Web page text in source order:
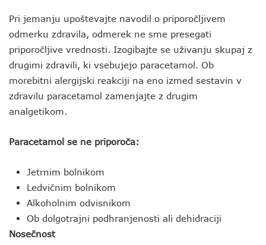
Pri jemanju upoštevajte navodil o priporočljivem
odmerku zdravila, odmerek ne sme presegati
priporočljive vrednosti. Izogibajte se uživanju skupaj z
drugimi zdravili, ki vsebujejo paracetamol. Ob
morebitni alergijski reakciji na eno izmed sestavin v
zdravilu paracetamol zamenjajte z drugim
analgetikom.
Paracetamol se ne priporoča:
Jetrnim bolnikom
Ledvičnim bolnikom
Alkoholnim odvisnikom
Ob dolgotrajni podhranjenosti ali dehidraciji
Nosečnost